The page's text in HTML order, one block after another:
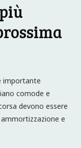
importante
comode e
devono essere
e